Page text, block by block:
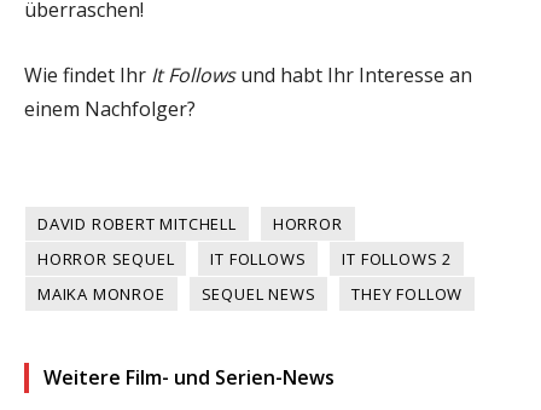
überraschen!
Wie findet Ihr It Followsund habt Ihr Interesse an
einem Nachfolger?
DAVID ROBERT MITCHELL
HORROR
HORROR SEQUEL
IT FOLLOWS
IT FOLLOWS 2
MAIKA MONROE
SEQUEL NEWS THEY FOLLOW
Weitere Film- und Serien-News